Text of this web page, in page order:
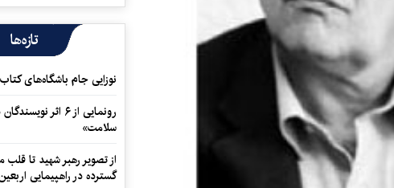
تازه‌ها
نوزایی جام باشگاه‌های
رونمایی از ۶ اثر
سلامت»
از تصویر رهبر شهید تا
گسترده در راهپیمایی